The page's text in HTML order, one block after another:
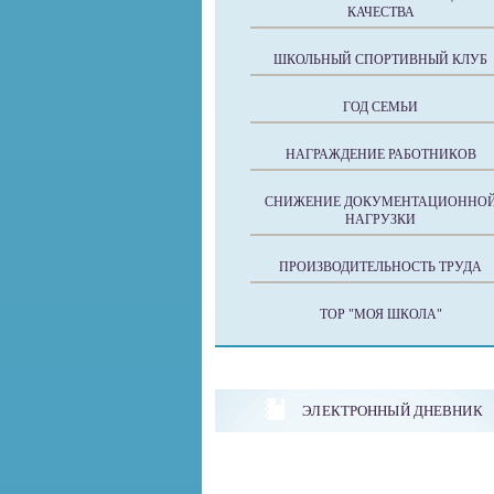
КАЧЕСТВА
ШКОЛЬНЫЙ СПОРТИВНЫЙ КЛУБ
ГОД СЕМЬИ
НАГРАЖДЕНИЕ РАБОТНИКОВ
СНИЖЕНИЕ
НАГРУЗКИ
ПРОИЗВОДИТЕЛЬНОСТЬ ТРУДА
ТОР "МОЯ ШКОЛА"
ЭЛЕКТРОННЫЙ ДНЕВНИК